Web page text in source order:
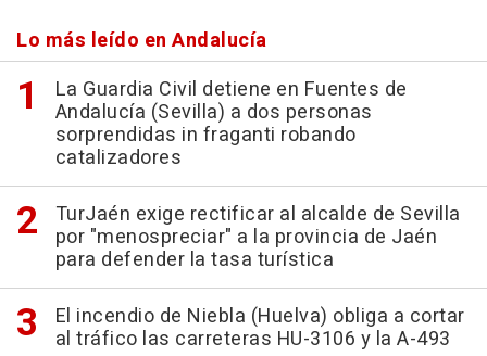
Lo más leído en Andalucía
La Guardia Civil detiene en Fuentes de
Andalucía (Sevilla) a dos personas
sorprendidas in fraganti robando
catalizadores
TurJaén exige rectificar al alcalde de Sevilla
por "menospreciar" a la provincia de Jaén
para defender la tasa turística
El incendio de Niebla (Huelva) obliga a cortar
al tráfico las carreteras HU-3106 y la A-493